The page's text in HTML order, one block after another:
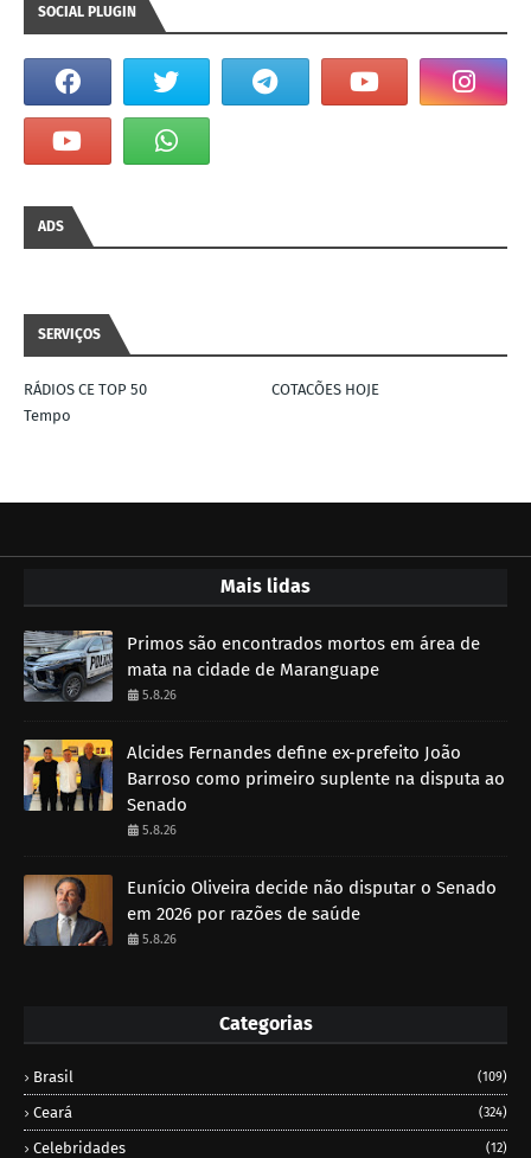
SOCIAL PLUGIN
ADS
SERVIÇOS
RÁDIOS CE TOP 50
COTACÕES HOJE
Tempo
Mais lidas
Primos são encontrados mortos em área de
mata na cidade de Maranguape
5.8.26
Alcides Fernandes define ex-prefeito João
Barroso como primeiro suplente na disputa ao
Senado
5.8.26
Eunício Oliveira decide não disputar o Senado
em 2026 por razões de saúde
5.8.26
Categorias
Brasil (109)
Ceará (324)
Celebridades (12)